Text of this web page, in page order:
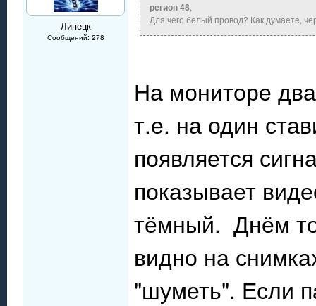
Липецк
Сообщений: 278
регион 48,
Для чего белый провод? Как думаете,
На мониторе
т.е. на один
появляется
показывает
тёмный. Днём
видно на
"шуметь". Если